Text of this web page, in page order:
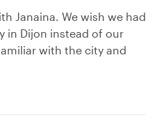
Janaina. We wish we had
in Dijon instead of our
with the city and